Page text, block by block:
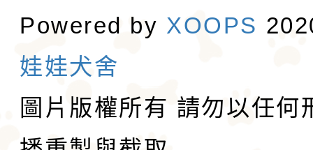
Powered by XOOPS
娃娃犬舍
圖片版權所有 請勿以任何